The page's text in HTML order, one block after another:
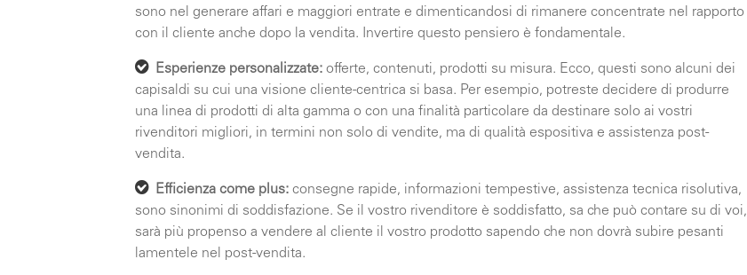
sono nel generare affari e maggiori entrate e dimenticandosi di rimanere concentrate nel rapporto
con il cliente anche dopo la vendita. Invertire questo pensiero è fondamentale.
Esperienze personalizzate: offerte, contenuti, prodotti su misura. Ecco, questi sono alcuni dei
capisaldi su cui una visione cliente-centrica si basa. Per esempio, potreste decidere di produrre
una linea di prodotti di alta gamma o con una finalità particolare da destinare solo ai vostri
rivenditori migliori, in termini non solo di vendite, ma di qualità espositiva e assistenza post-
vendita.
Efficienza come plus: consegne rapide, informazioni tempestive, assistenza tecnica risolutiva,
sono sinonimi di soddisfazione. Se il vostro rivenditore è soddisfatto, sa che può contare su di voi,
sarà più propenso a vendere al cliente il vostro prodotto sapendo che non dovrà subire pesanti
lamentele nel post-vendita.